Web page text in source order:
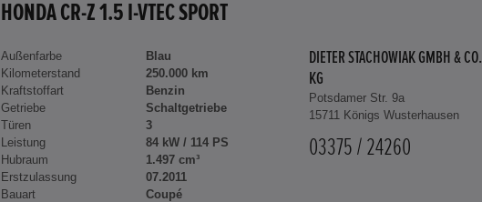
HONDA CR-Z 1.5 I-VTEC SPORT
Außenfarbe
Blau
Kilometerstand
250.000 km
Kraftstoffart
Benzin
Getriebe
Schaltgetriebe
Türen
3
Leistung
84 kW / 114 PS
Hubraum
1.497 cm³
Erstzulassung
07.2011
Bauart
Coupé
DIETER STACHOWIAK GMBH & CO.
KG
Potsdamer Str. 9a
15711 Königs Wusterhausen
03375 / 24260